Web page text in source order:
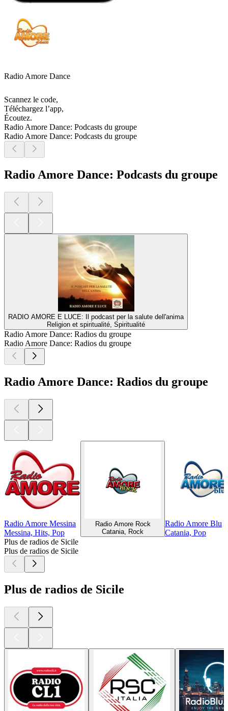
Radio Amore Dance
Scannez le code,
Téléchargez l’app,
Écoutez.
Radio Amore Dance: Podcasts du groupe
Radio Amore Dance: Podcasts du groupe
Radio Amore Dance: Podcasts du groupe
RADIO AMORE E LUCE: Il podcast per la salute dell'anima
Religion et spiritualité, Spiritualité
Radio Amore Dance: Radios du groupe
Radio Amore Dance: Radios du groupe
Radio Amore Dance: Radios du groupe
Radio Amore Messina
Messina, Hits, Pop
Radio Amore Rock
Catania, Rock
Radio Amore Blu
Catania, Pop
Plus de radios de Sicile
Plus de radios de Sicile
Plus de radios de Sicile